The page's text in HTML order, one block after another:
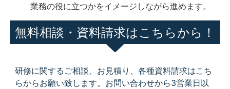
業務の役に立つかをイメージしながら進めます。
無料相談・資料請求はこちらから！
研修に関するご相談、お見積り、各種資料請求はこち
らからお願い致します。お問い合わせから3営業日以